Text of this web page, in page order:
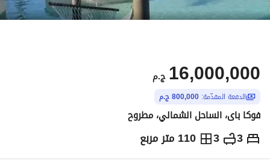
ج.م 16,000,000
الدفعة المقدّمة: 800,000 ج.م
فوكا باى، الساحل الشمالي، مطروح
3
3 110 متر مربع ج.م16,000,000